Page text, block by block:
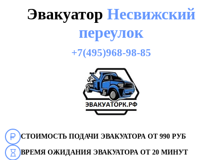
Эвакуатор Несвижский
переулок
+7(495)968-98-85
СТОИМОСТЬ ПОДАЧИ ЭВАКУАТОРА ОТ 990 РУБ
ВРЕМЯ ОЖИДАНИЯ ЭВАКУАТОРА ОТ 20 МИНУТ